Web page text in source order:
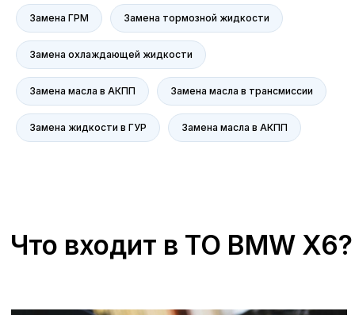
Замена ГРМ Замена тормозной жидкости
Замена охлаждающей жидкости
Замена масла в АКПП Замена масла в трансмиссии
Замена жидкости в ГУР Замена масла в АКПП
состоянии. Мне действительно не
всё равно, и я гарантирую, что мы
решим все ваши вопросы с
вниманием к каждой детали.
Если у вас есть вопросы или
предложения, мы всегда готовы
помочь. Ваше доверие — наша
главная ценность.